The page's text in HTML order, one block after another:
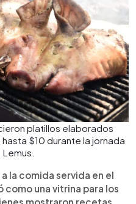
platillos elaborados
$10 durante la jornada
la comida servida en el
una vitrina para los
mostraron recetas